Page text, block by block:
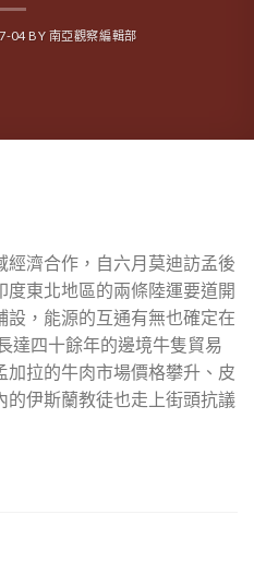
04BY 南亞觀察編輯部
經濟合作，自六月莫迪訪孟後
度東北地區的兩條陸運要道開
，能源的互通有無也確定在
達四十餘年的邊境牛隻貿易
拉的牛肉市場價格攀升、皮
的伊斯蘭教徒也走上街頭抗議